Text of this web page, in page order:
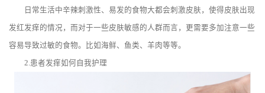
日常生活中辛辣刺激性、易发的食物大都会刺激皮肤，使得皮肤出现
发红发痒的情况，而对于一些皮肤敏感的人群而言，更需要多加注意一些
容易导致过敏的食物。比如海鲜、鱼类、羊肉等等。
2.患者发痒如何自我护理